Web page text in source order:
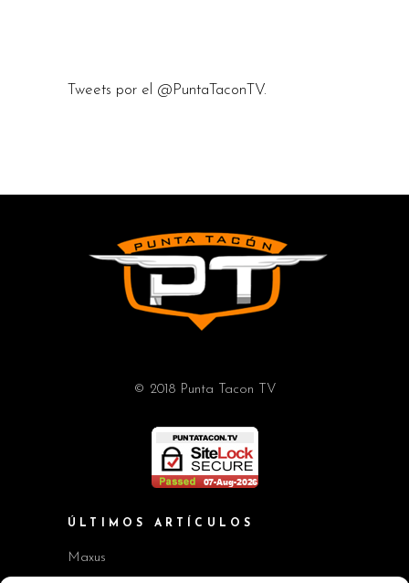
Tweets por el @PuntaTaconTV.
© 2018 Punta Tacon TV
ÚLTIMOS ARTÍCULOS
Maxus